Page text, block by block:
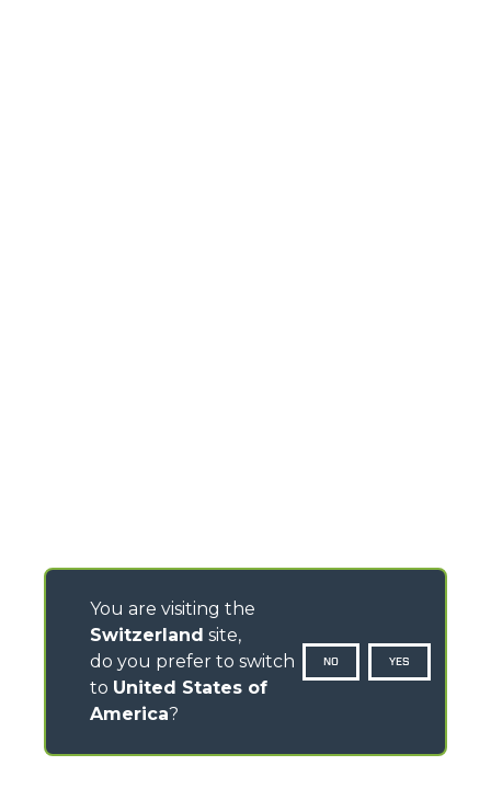
You are visiting the
Switzerland site,
do you prefer to switch
to United States of
America?
NO YES